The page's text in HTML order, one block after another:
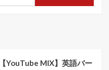
YouTube MIX】英語バー